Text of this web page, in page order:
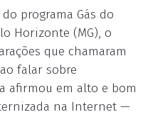
programa Gás do
Horizonte (MG), o
que chamaram
falar sobre
afirmou em alto e bom
na Internet —